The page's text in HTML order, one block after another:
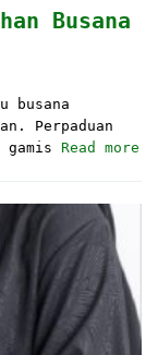
Busana
busana
Perpaduan
gamis Read more